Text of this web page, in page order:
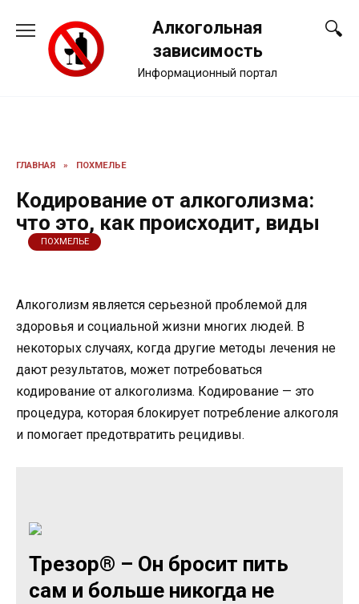
содержанию
Алкогольная
зависимость
Информационный портал
ГЛАВНАЯ » ПОХМЕЛЬЕ
Кодирование от алкоголизма:
что это, как происходит, виды
ПОХМЕЛЬЕ
Алкоголизм является серьезной проблемой для
здоровья и социальной жизни многих людей. В
некоторых случаях, когда другие методы лечения не
дают результатов, может потребоваться
кодирование от алкоголизма. Кодирование — это
процедура, которая блокирует потребление алкоголя
и помогает предотвратить рецидивы.
Трезор® – Он бросит пить
сам и больше никогда не